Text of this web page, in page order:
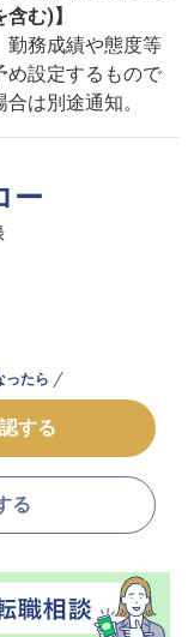
む)】
勤務成績や態度等
め設定するもので
は別途通知。
ー
ったら
する
る